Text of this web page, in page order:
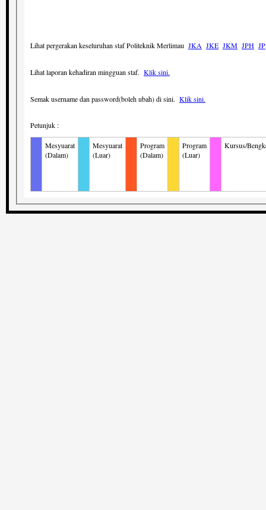
Lihat pergerakan keseluruhan staf Politeknik Merlimau JKA JKE JKM JPH JP
Lihat laporan kehadiran mingguan staf. Klik sini.
Semak username dan password(boleh ubah) di sini. Klik sini.
Petunjuk :
Mesyuarat
(Dalam)
Mesyuarat
(Luar)
Program
(Dalam)
Program
(Luar)
Kursus/